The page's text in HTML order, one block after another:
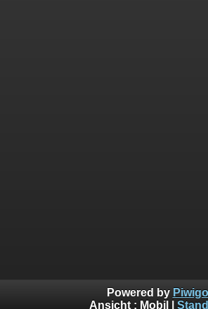
Powered by Piwigo
Ansicht : Mobil